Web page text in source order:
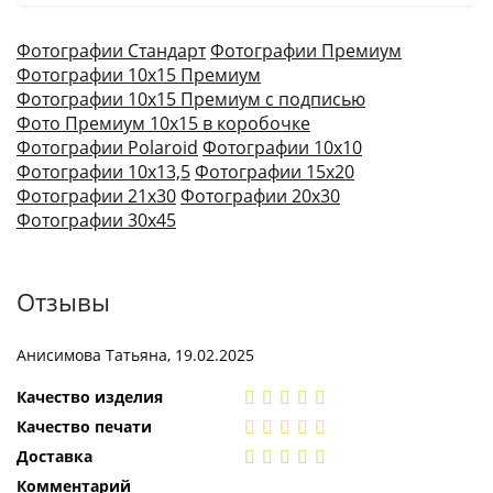
Фотографии СтандартФотографии Премиум
Фотографии 10х15 Премиум
Фотографии 10х15 Премиум с подписью
Фото Премиум 10х15 в коробочке
Фотографии Polaroid Фотографии 10х10
Фотографии 10х13,5Фотографии 15х20
Фотографии 21х30Фотографии 20х30
Фотографии 30х45
Отзывы
Анисимова Татьяна, 19.02.2025
Качество изделия
Качество печати
Доставка
Комментарий